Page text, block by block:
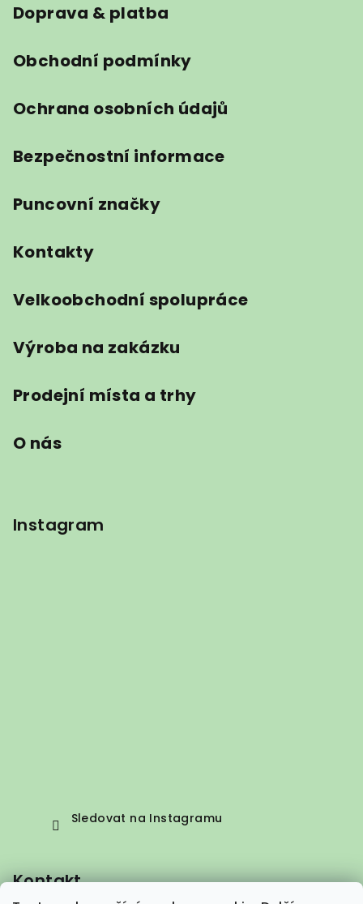
Doprava & platba
Obchodní podmínky
Ochrana osobních údajů
Bezpečnostní informace
Puncovní značky
Kontakty
Velkoobchodní spolupráce
Výroba na zakázku
Prodejní místa a trhy
O nás
Instagram
Sledovat na Instagramu
Kontakt